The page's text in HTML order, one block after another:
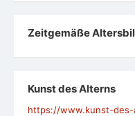
Zeit­ge­mäße
Kunst des Alterns
https://www.kunst-